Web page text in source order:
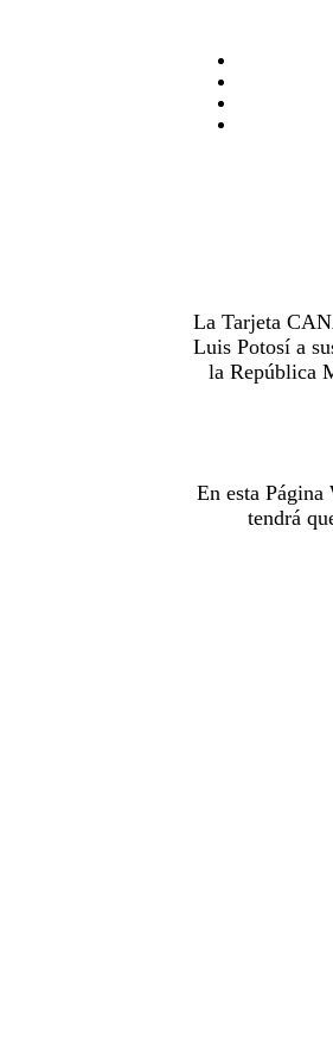
La Tarjeta
Luis Potosí a
la República
En esta
tendrá